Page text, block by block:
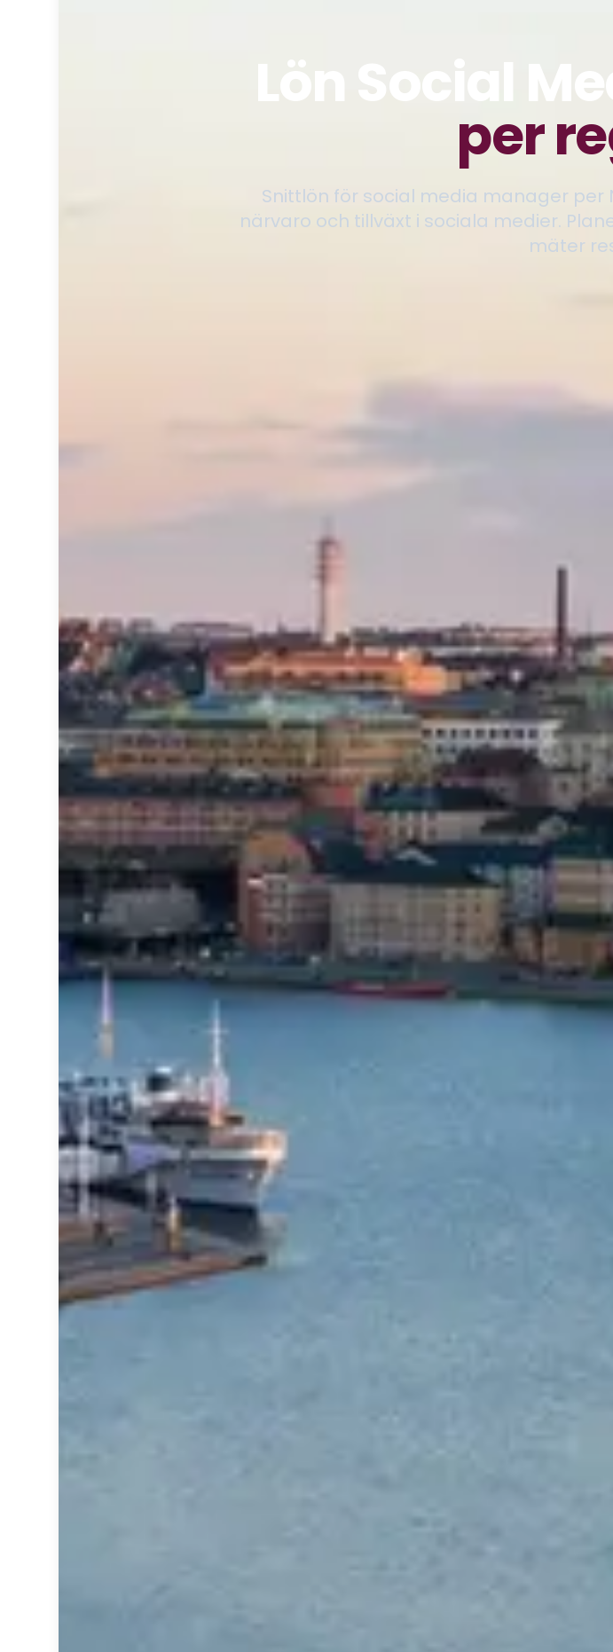
Lön Social
per
Snittlön för social media manager per
närvaro och tillväxt i sociala medier.
mäter